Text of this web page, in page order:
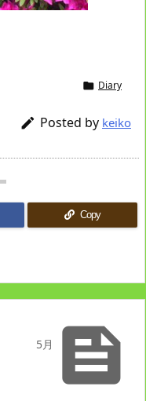
 Diary
 Posted by keiko
Copy

5月